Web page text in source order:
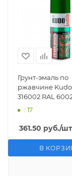
Грунт-эмаль по
ржавчине
316002 RAL
зелёный (0,52 л)
: 17
361.50 руб./шт
В